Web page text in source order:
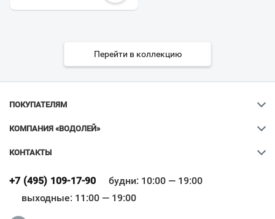
Перейти в коллекцию
ПОКУПАТЕЛЯМ
КОМПАНИЯ «ВОДОЛЕЙ»
КОНТАКТЫ
+7 (495) 109-17-90
будни: 10:00 — 19:00
выходные: 11:00 — 19:00
Всё верно